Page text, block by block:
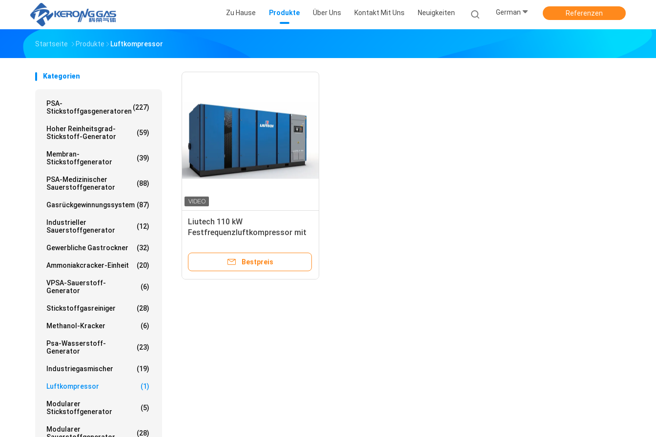
Zu Hause Produkte Über Uns Kontakt Mit Uns Neuigkeiten German Referenzen
Startseite Produkte Luftkompressor
Kategorien
PSA-
Stickstoffgasgeneratoren (227)
Hoher Reinheitsgrad-
Stickstoff-Generator
(59)
Membran-
Stickstoffgenerator
(39)
PSA-Medizinischer
Sauerstoffgenerator
(88)
Gasrückgewinnungssystem (87)
Industrieller
Sauerstoffgenerator
(12)
Gewerbliche Gastrockner (32)
Ammoniakcracker-Einheit (20)
VPSA-Sauerstoff-
Generator
(6)
Stickstoffgasreiniger (28)
Methanol-Kracker (6)
Psa-Wasserstoff-
Generator
(23)
Industriegasmischer (19)
Luftkompressor (1)
Modularer
Stickstoffgenerator
(5)
Modularer
(28)
Liutech 110 kW
Festfrequenzluftkompressor mit
Bestpreis